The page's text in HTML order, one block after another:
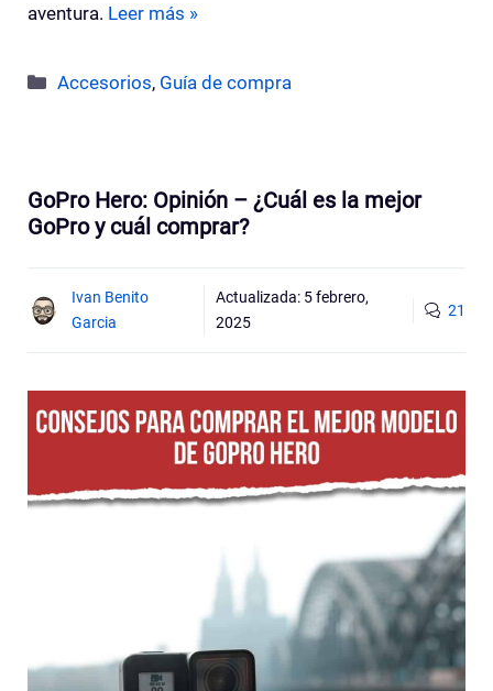
aventura. Leer más »
Categorías
Accesorios, Guía de compra
GoPro Hero: Opinión – ¿Cuál es la mejor
GoPro y cuál comprar?
Ivan Benito
Garcia
Actualizada: 5 febrero,
2025
21